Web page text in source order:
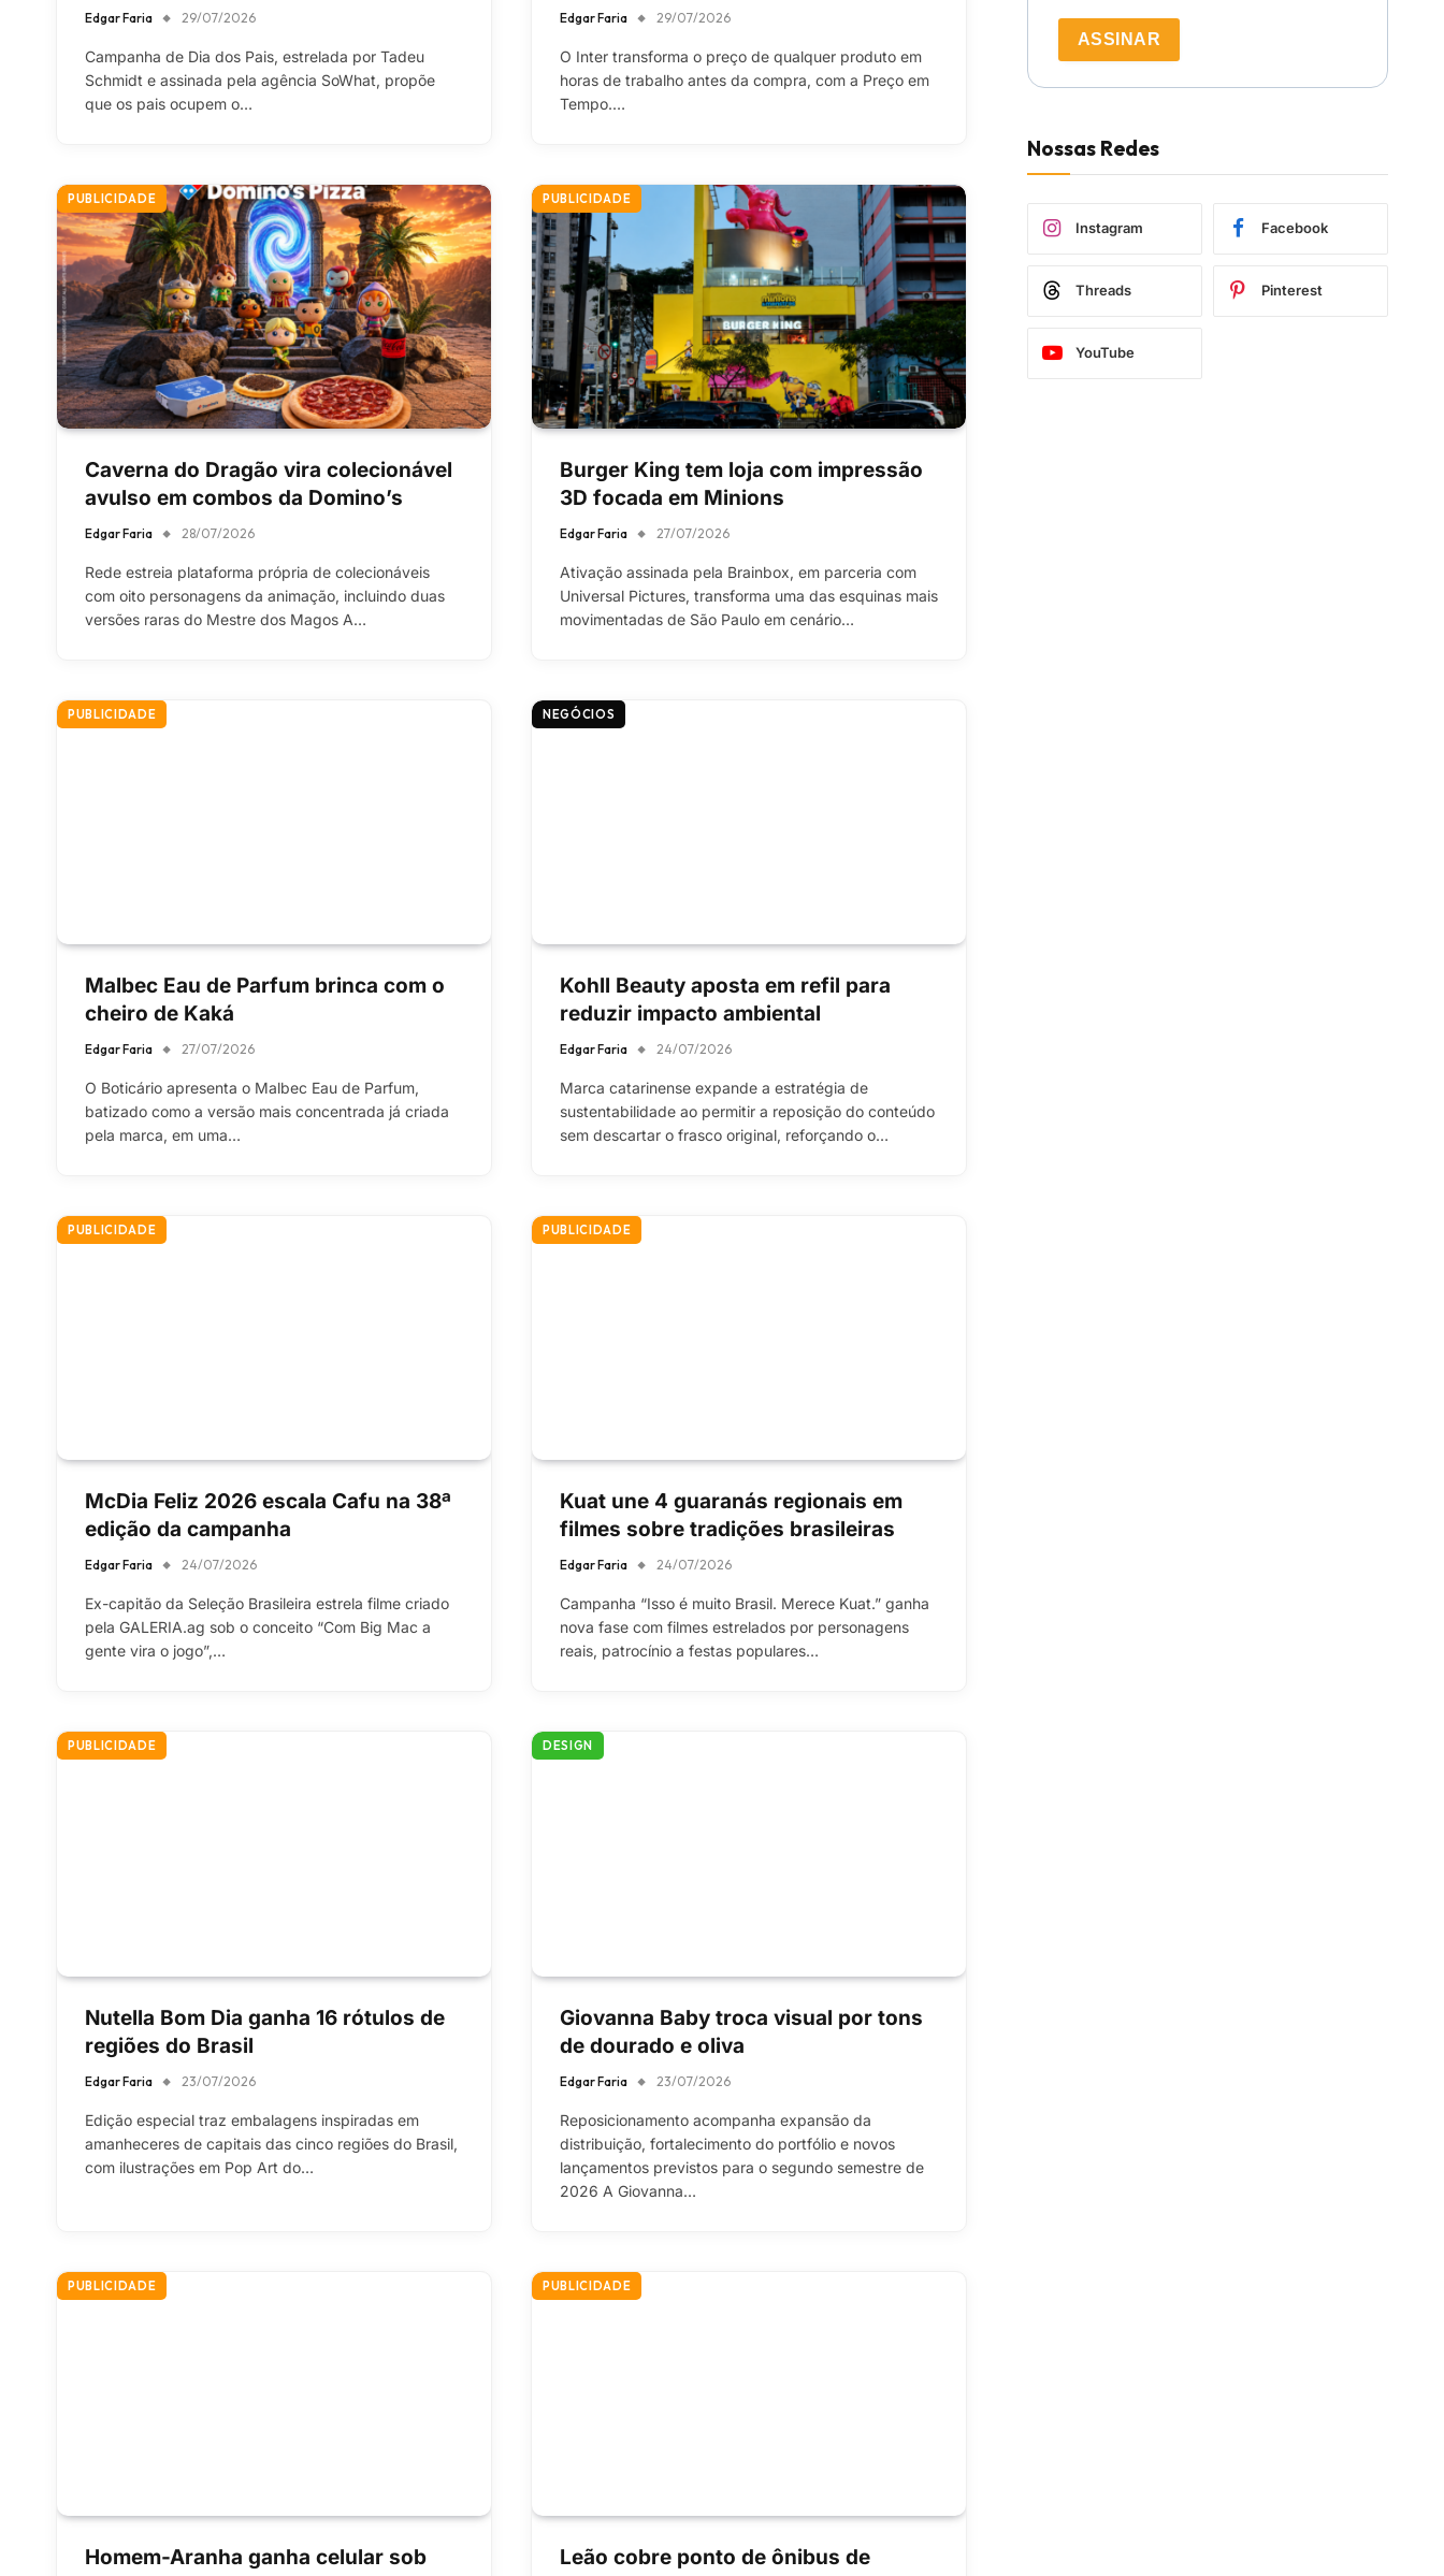
Edgar Faria 29/07/2026
Campanha de Dia dos Pais, estrelada por Tadeu
Schmidt e assinada pela agência SoWhat, propõe
que os pais ocupem o…
Edgar Faria 29/07/2026
O Inter transforma o preço de qualquer produto em
horas de trabalho antes da compra, com a Preço em
Tempo.…
PUBLICIDADE
Caverna do Dragão vira colecionável
avulso em combos da Domino’s
Edgar Faria 28/07/2026
Rede estreia plataforma própria de colecionáveis
com oito personagens da animação, incluindo duas
versões raras do Mestre dos Magos A…
PUBLICIDADE
Burger King tem loja com impressão
3D focada em Minions
Edgar Faria 27/07/2026
Ativação assinada pela Brainbox, em parceria com
Universal Pictures, transforma uma das esquinas mais
movimentadas de São Paulo em cenário…
PUBLICIDADE
Malbec Eau de Parfum brinca com o
cheiro de Kaká
Edgar Faria 27/07/2026
O Boticário apresenta o Malbec Eau de Parfum,
batizado como a versão mais concentrada já criada
pela marca, em uma…
NEGÓCIOS
Kohll Beauty aposta em refil para
reduzir impacto ambiental
Edgar Faria 24/07/2026
Marca catarinense expande a estratégia de
sustentabilidade ao permitir a reposição do conteúdo
sem descartar o frasco original, reforçando o…
PUBLICIDADE
McDia Feliz 2026 escala Cafu na 38ª
edição da campanha
Edgar Faria 24/07/2026
Ex-capitão da Seleção Brasileira estrela filme criado
pela GALERIA.ag sob o conceito “Com Big Mac a
gente vira o jogo”,…
PUBLICIDADE
Kuat une 4 guaranás regionais em
filmes sobre tradições brasileiras
Edgar Faria 24/07/2026
Campanha “Isso é muito Brasil. Merece Kuat.” ganha
nova fase com filmes estrelados por personagens
reais, patrocínio a festas populares…
PUBLICIDADE
Nutella Bom Dia ganha 16 rótulos de
regiões do Brasil
Edgar Faria 23/07/2026
Edição especial traz embalagens inspiradas em
amanheceres de capitais das cinco regiões do Brasil,
com ilustrações em Pop Art do…
DESIGN
Giovanna Baby troca visual por tons
de dourado e oliva
Edgar Faria 23/07/2026
Reposicionamento acompanha expansão da
distribuição, fortalecimento do portfólio e novos
lançamentos previstos para o segundo semestre de
2026 A Giovanna…
PUBLICIDADE
Homem-Aranha ganha celular sob
PUBLICIDADE
Leão cobre ponto de ônibus de
ASSINAR
Nossas Redes
Instagram Facebook
Threads Pinterest
YouTube